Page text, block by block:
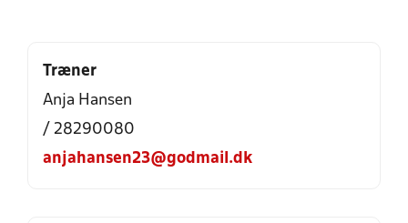
Træner
Anja Hansen
/ 28290080
anjahansen23@godmail.dk